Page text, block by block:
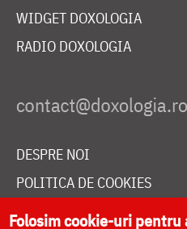
WIDGET DOXOLOGIA
RADIO DOXOLOGIA
DESPRE NOI
POLITICA DE COOKIES
DONEAZĂ ONLINE PENTRU
Folosim cookie-uri